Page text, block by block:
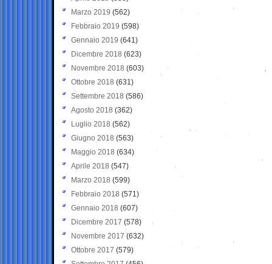
Marzo 2019 (562)
Febbraio 2019 (598)
Gennaio 2019 (641)
Dicembre 2018 (623)
Novembre 2018 (603)
Ottobre 2018 (631)
Settembre 2018 (586)
Agosto 2018 (362)
Luglio 2018 (562)
Giugno 2018 (563)
Maggio 2018 (634)
Aprile 2018 (547)
Marzo 2018 (599)
Febbraio 2018 (571)
Gennaio 2018 (607)
Dicembre 2017 (578)
Novembre 2017 (632)
Ottobre 2017 (579)